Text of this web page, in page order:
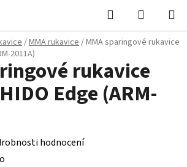
Hledat
KOŠÍK
/MMA rukavice/MMA sparingové rukavice
2011A)
rukavice
Edge (ARM-
hodnocení